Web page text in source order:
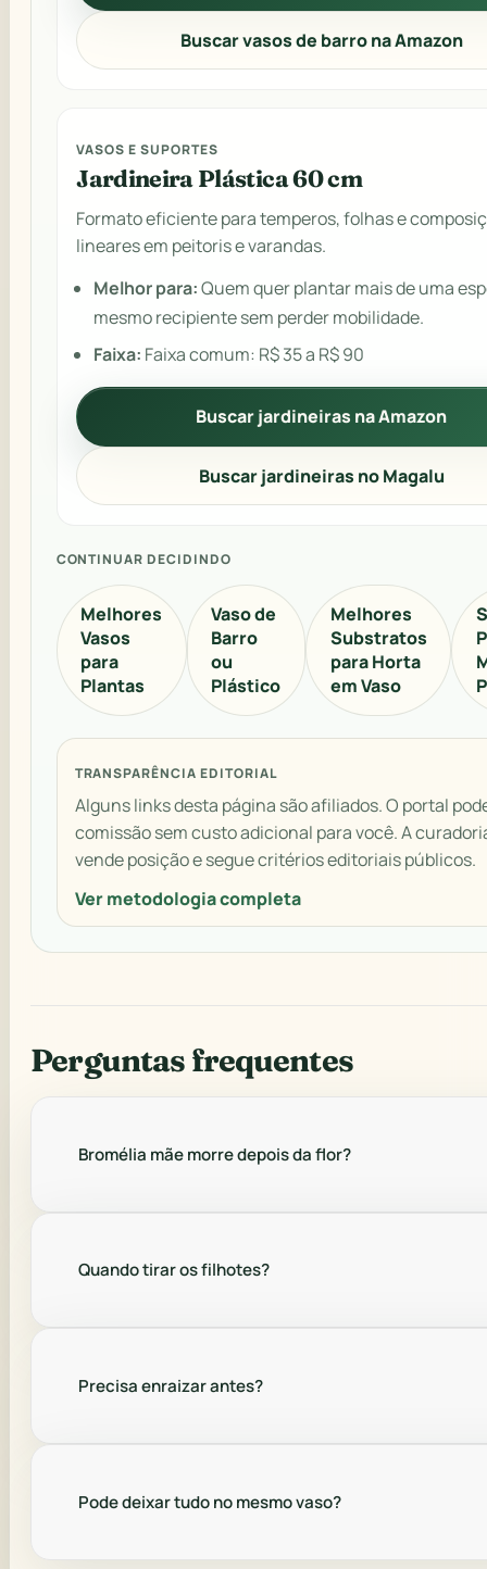
Buscar vasos de barro na Amazon
VASOS E SUPORTES
Jardineira Plástica 60 cm
Formato eficiente para temperos, folhas e
lineares em peitoris e varandas.
Melhor para:Quem quer plantar mais de uma
mesmo recipiente sem perder mobilidade.
Faixa: Faixa comum: R$ 35 a R$ 90
Buscar jardineiras na Amazon
Buscar jardineiras no Magalu
CONTINUAR DECIDINDO
Melhores
Vasos
para
Plantas
Vaso de
Barro
ou
Plástico
Melhores
Substratos
para Horta
em Vaso
TRANSPARÊNCIA EDITORIAL
Alguns links desta página são afiliados. O portal
comissão sem custo adicional para você. A
vende posição e segue critérios editoriais públicos.
Ver metodologia completa
Perguntas frequentes
Bromélia mãe morre depois da flor?
Quando tirar os filhotes?
Precisa enraizar antes?
Pode deixar tudo no mesmo vaso?